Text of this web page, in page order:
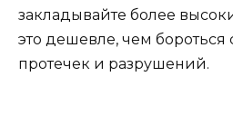
закладывайте более
это дешевле, чем бороться
протечек и разрушений.